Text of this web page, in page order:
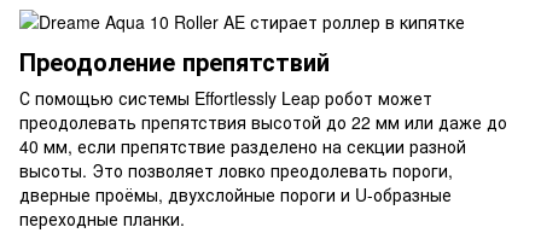
Преодоление препятствий
С помощью системы Effortlessly Leap робот может
преодолевать препятствия высотой до 22 мм или даже до
40 мм, если препятствие разделено на секции разной
высоты. Это позволяет ловко преодолевать пороги,
дверные проёмы, двухслойные пороги и U-образные
переходные планки.